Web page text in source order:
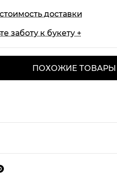
доставки
заботу к букету +
ПОХОЖИЕ ТОВАРЫ